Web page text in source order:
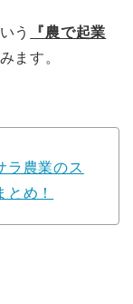
う
『農で起業
ます。
ラ農業のス
め！